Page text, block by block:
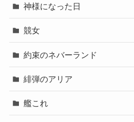
神様になった日
競女
約束のネバーランド
緋弾のアリア
艦これ